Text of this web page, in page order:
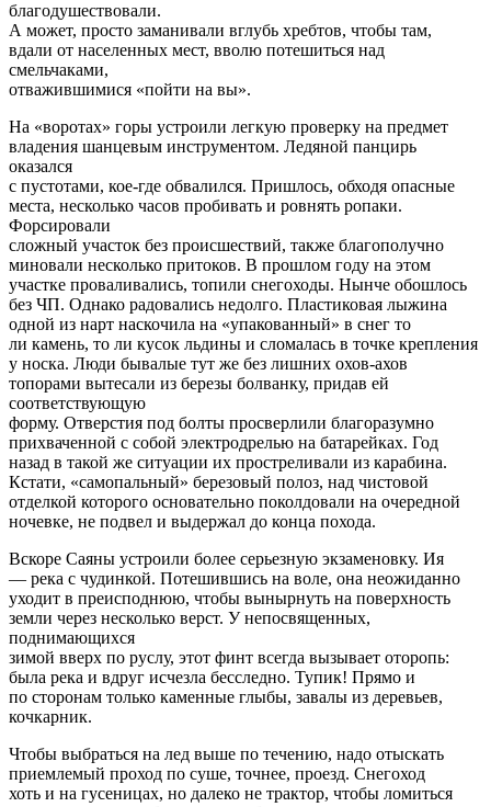
благодушествовали.
А может, просто заманивали вглубь хребтов, чтобы там,
вдали от населенных мест, вволю потешиться над
смельчаками,
отважившимися «пойти на вы».
На «воротах» горы устроили легкую проверку на предмет
владения шанцевым инструментом. Ледяной панцирь
оказался
с пустотами, кое-где обвалился. Пришлось, обходя опасные
места, несколько часов пробивать и ровнять ропаки.
Форсировали
сложный участок без происшествий, также благополучно
миновали несколько притоков. В прошлом году на этом
участке проваливались, топили снегоходы. Нынче обошлось
без ЧП. Однако радовались недолго. Пластиковая лыжина
одной из нарт наскочила на «упакованный» в снег то
ли камень, то ли кусок льдины и сломалась в точке крепления
у носка. Люди бывалые тут же без лишних охов-ахов
топорами вытесали из березы болванку, придав ей
соответствующую
форму. Отверстия под болты просверлили благоразумно
прихваченной с собой электродрелью на батарейках. Год
назад в такой же ситуации их простреливали из карабина.
Кстати, «самопальный» березовый полоз, над чистовой
отделкой которого основательно поколдовали на очередной
ночевке, не подвел и выдержал до конца похода.
Вскоре Саяны устроили более серьезную экзаменовку. Ия
— река с чудинкой. Потешившись на воле, она неожиданно
уходит в преисподнюю, чтобы вынырнуть на поверхность
земли через несколько верст. У непосвященных,
поднимающихся
зимой вверх по руслу, этот финт всегда вызывает оторопь:
была река и вдруг исчезла бесследно. Тупик! Прямо и
по сторонам только каменные глыбы, завалы из деревьев,
кочкарник.
Чтобы выбраться на лед выше по течению, надо отыскать
приемлемый проход по суше, точнее, проезд. Снегоход
хоть и на гусеницах, но далеко не трактор, чтобы ломиться